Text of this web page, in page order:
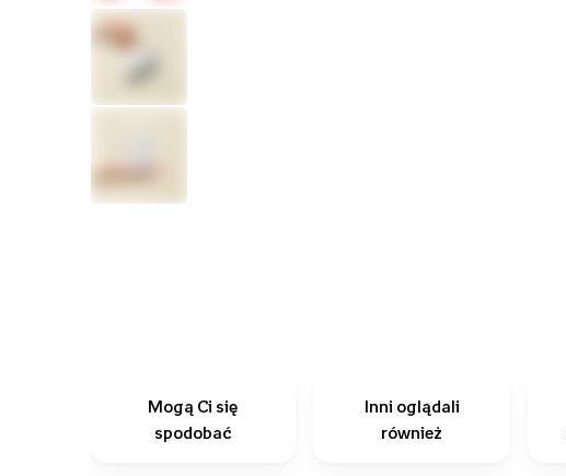
Mogą Ci się
spodobać
Inni oglądali
również